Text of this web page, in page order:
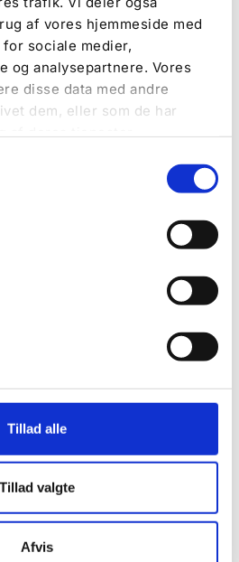
af vores hjemmeside med
sociale medier,
og analysepartnere. Vores
disse data med andre
dem, eller som de har
Tillad alle
Tillad valgte
Afvis
Svanegrill